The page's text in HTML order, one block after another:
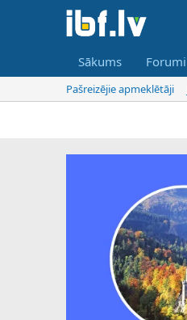
Sākums Forumi
Pašreizējie apmeklētāji